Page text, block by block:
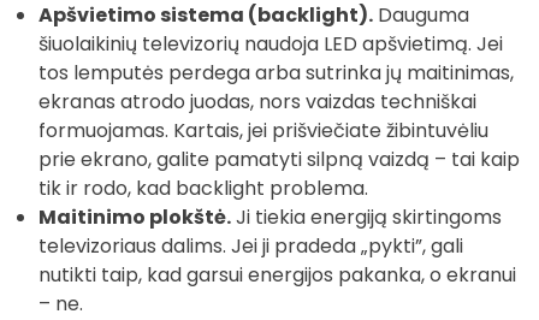
Apšvietimo sistema (backlight). Dauguma
šiuolaikinių televizorių naudoja LED apšvietimą. Jei
tos lemputės perdega arba sutrinka jų maitinimas,
ekranas atrodo juodas, nors vaizdas techniškai
formuojamas. Kartais, jei prišviečiate žibintuvėliu
prie ekrano, galite pamatyti silpną vaizdą – tai kaip
tik ir rodo, kad backlight problema.
Maitinimo plokštė.Ji tiekia energiją skirtingoms
televizoriaus dalims. Jei ji pradeda „pykti”, gali
nutikti taip, kad garsui energijos pakanka, o ekranui
– ne.